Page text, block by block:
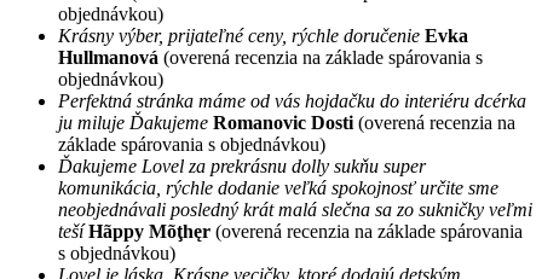
objednávkou)
Krásny výber, prijateľné ceny, rýchle doručenie Evka
Hullmanová (overená recenzia na základe spárovania s
objednávkou)
Perfektná stránka máme od vás hojdačku do interiéru dcérka
ju miluje Ďakujeme Romanovic Dosti (overená recenzia na
základe spárovania s objednávkou)
Ďakujeme Lovel za prekrásnu dolly sukňu super
komunikácia, rýchle dodanie veľká spokojnosť určite sme
neobjednávali posledný krát malá slečna sa zo sukničky veľmi
tešíHãppy Mõţhęr (overená recenzia na základe spárovania
s objednávkou)
Lovel je láska. Krásne vecičky, ktoré dodajú detským